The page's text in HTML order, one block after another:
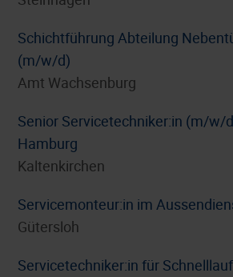
Schichtführung Abteilung
(m/w/d)
Amt Wachsenburg
Senior Servicetechniker:in (m/w/
Hamburg
Kaltenkirchen
Servicemonteur:in im
Gütersloh
Servicetechniker:in für